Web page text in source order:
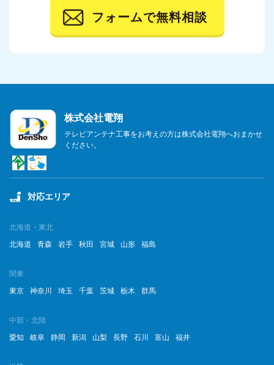
フォームで無料相談
株式会社電翔
テレビアンテナ工事をお考えの方は株式会社電翔へおまかせ
ください。
対応エリア
北海道・東北
北海道
青森 岩手 秋田 宮城 山形 福島
関東
東京
神奈川 埼玉 千葉 茨城 栃木 群馬
中部・北陸
愛知
岐阜 静岡 新潟 山梨 長野 石川 富山 福井